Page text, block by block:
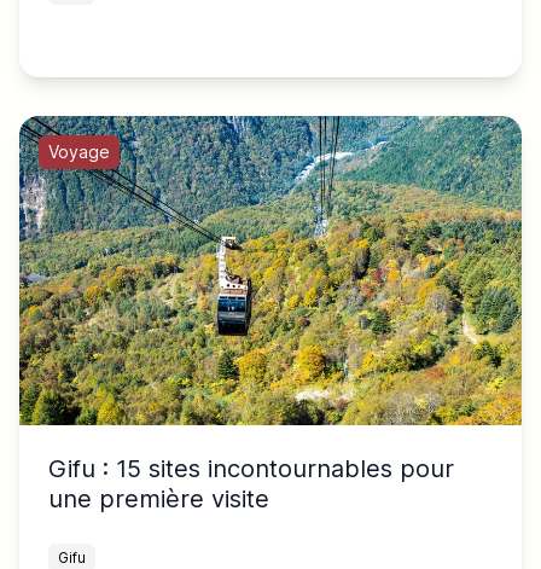
Voyage
Gifu : 15 sites incontournables pour
une première visite
Gifu